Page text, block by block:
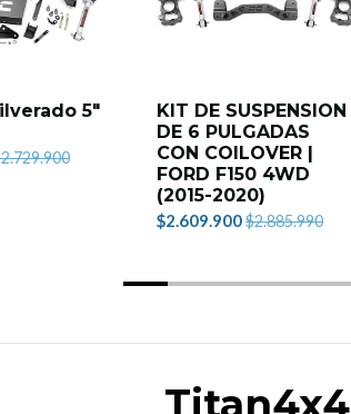
5"
KIT DE SUSPENSION
DE 6 PULGADAS
CON COILOVER |
FORD F150 4WD
(2015-2020)
$2.609.900$2.885.990
Titan4x4